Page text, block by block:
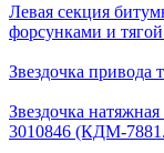
Левая секция
форсунками и
Звездочка привода
Звездочка
3010846 (КДМ-